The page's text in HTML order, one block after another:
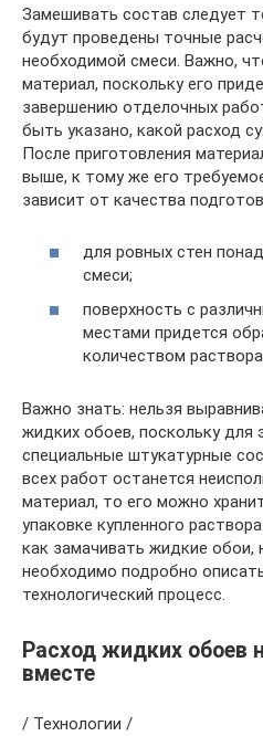
Замешивать состав следует
будут проведены точные
необходимой смеси. Важно,
материал, поскольку его
завершению отделочных
быть указано, какой расход
После приготовления
выше, к тому же его
зависит от качества
для ровных стен
смеси;
поверхность с
местами придется
количеством
Важно знать: нельзя
жидких обоев, поскольку для
специальные штукатурные
всех работ останется
материал, то его можно
упаковке купленного
как замачивать жидкие обои,
необходимо подробно
технологический процесс.
Расход жидких обоев
вместе
/ Технологии /